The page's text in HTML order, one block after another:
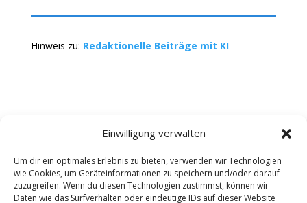
Einwilligung verwalten
Um dir ein optimales Erlebnis zu bieten, verwenden wir Technologien
wie Cookies, um Geräteinformationen zu speichern und/oder darauf
zuzugreifen. Wenn du diesen Technologien zustimmst, können wir
Daten wie das Surfverhalten oder eindeutige IDs auf dieser Website
Hinweis zu: Redaktionelle Beiträge mit KI
Kontakt Impressum
Datenschutz
Werbung buchen
AGB